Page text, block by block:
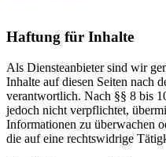
Haftung für Inhalte
Als Diensteanbieter sind wir
Inhalte auf diesen Seiten nach
verantwortlich. Nach §§ 8 bis
jedoch nicht verpflichtet,
Informationen zu überwachen
die auf eine rechtswidrige